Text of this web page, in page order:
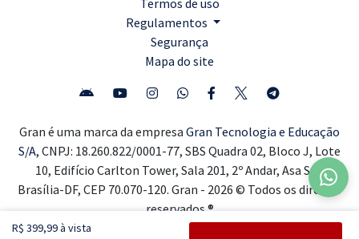
R$ 399,99 à vista
Regulamentos
Segurança
Mapa do site
Gran é uma marca da empresa Gran Tecnologia e Educação
S/A, CNPJ: 18.260.822/0001-77, SBS Quadra 02, Bloco J, Lote
10, Edifício Carlton Tower, Sala 201, 2º Andar, Asa Sul,
Brasília-DF, CEP 70.070-120. Gran - 2026 © Todos os direitos
reservados ®